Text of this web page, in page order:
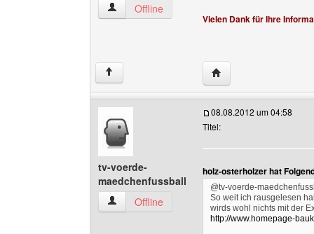
jungedesigner Benutzer-Profile anzeigen
Offline
Vielen Dank für Ihre
↑ Website dieses
tv-voerde-
maedchenfussball
tv-voerde-maedchenfussball Benutzer-Profile
Offline
08.08.2012 um 04:58
Titel:
holz-osterholzer hat
@tv-voerde-
So weit ich rausgelesen
wirds wohl nichts mit der
http://www.homepage-